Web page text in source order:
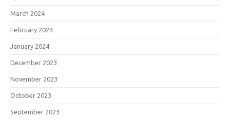
March 2024
February 2024
January 2024
December 2023
November 2023
October 2023
September 2023